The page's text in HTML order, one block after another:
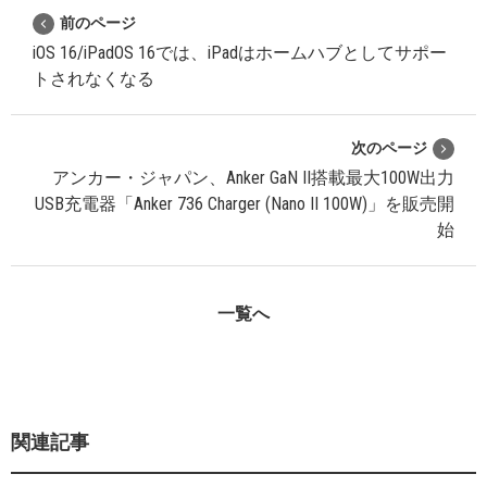
前のページ
iOS 16/iPadOS 16では、iPadはホームハブとしてサポー
トされなくなる
次のページ
アンカー・ジャパン、Anker GaN II搭載最大100W出力
USB充電器「Anker 736 Charger (Nano II 100W)」を販売開
始
一覧へ
関連記事